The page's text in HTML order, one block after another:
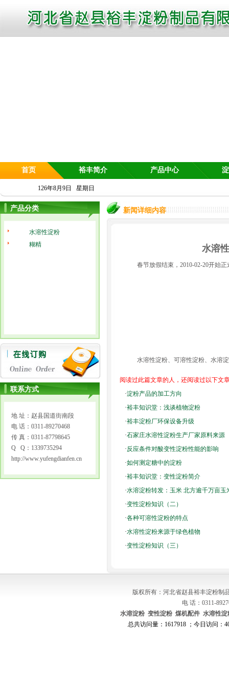
首页 裕丰简介 产品中心
126年8月9日 星期日
产品分类
水溶性淀粉
糊精
联系方式
地 址：赵县国道街南段
电 话：0311-89270468
传 真：0311-87798645
Q Q：1339735294
http://www.yufengdianfen.cn
新闻详细内容
水溶
春节放假结束，2010-02-20开始
水溶性淀粉、可溶性淀粉、水溶
阅读过此篇文章的人，还阅读过以下文
·淀粉产品的加工方向
·裕丰知识堂：浅谈植物淀粉
·裕丰淀粉厂环保设备升级
·石家庄水溶性淀粉生产厂家原料来源
·反应条件对酸变性淀粉性能的影响
·如何测定糖中的淀粉
·裕丰知识堂：变性淀粉简介
·水溶淀粉转发：玉米 北方逾千万亩
·变性淀粉知识（二）
·各种可溶性淀粉的特点
·水溶性淀粉来源于绿色植物
·变性淀粉知识（三）
版权所有：河北省赵县裕丰淀粉
电 话：0311-
水溶淀粉 变性淀粉 煤机配件 水溶性淀
总共访问量：1617918 ；今日访问：